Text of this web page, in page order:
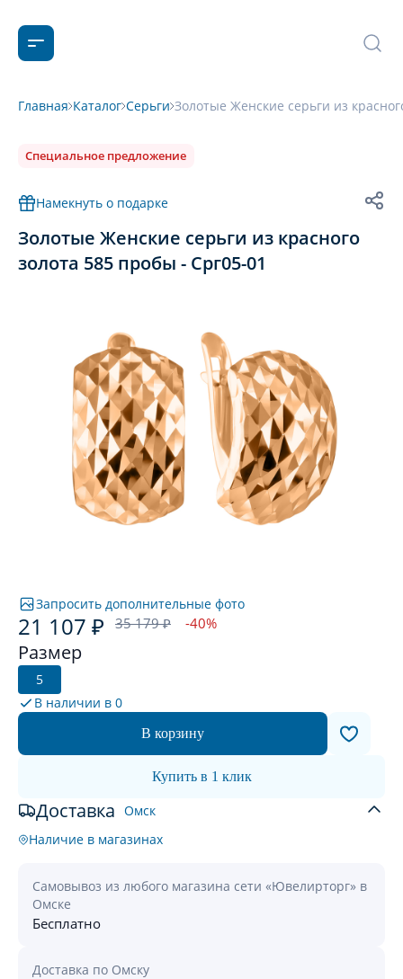
Главная Каталог Серьги Золотые Женские серьги из
Специальное предложение
Намекнуть о подарке
Золотые Женские серьги из красного
золота 585 пробы - Срг05-01
Запросить дополнительные фото
21 107 ₽ 35 179 ₽ -40%
Размер
5
В наличии в 0
В корзину
Купить в 1 клик
Доставка Омск
Наличие в магазинах
Самовывоз из любого магазина сети «Ювелирторг» в
Омске
Бесплатно
Доставка по Омску